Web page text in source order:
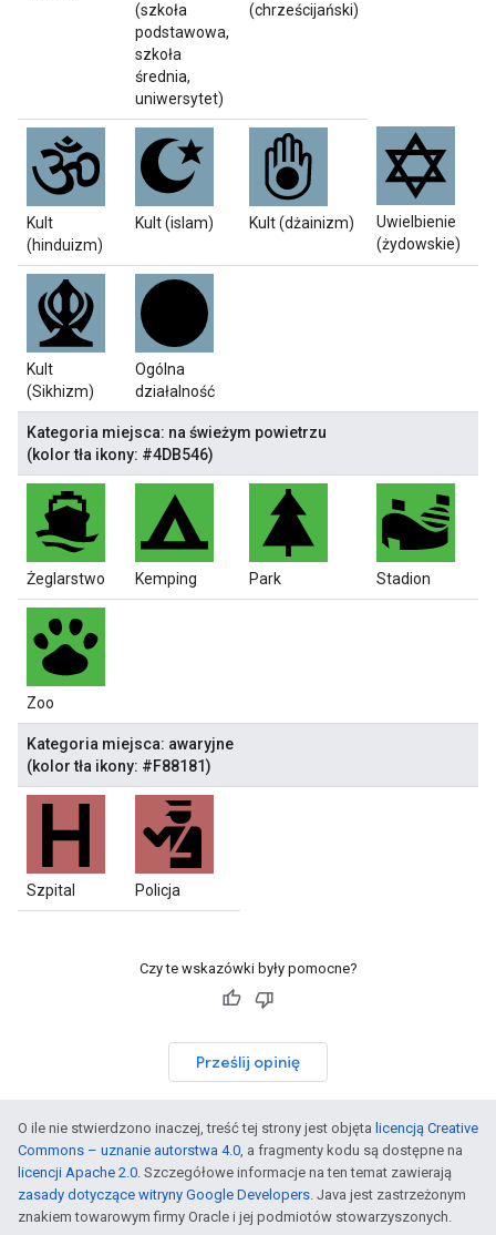
(szkoła
podstawowa,
szkoła
średnia,
uniwersytet)
(chrześcijański)
Kult
(hinduizm)
Kult (islam) Kult (dżainizm)
Uwielbienie
(żydowskie)
Kult
(Sikhizm)
Ogólna
działalność
Kategoria miejsca: na świeżym powietrzu
(kolor tła ikony: #4DB546)
Żeglarstwo Kemping Park Stadion
Zoo
Kategoria miejsca: awaryjne
(kolor tła ikony: #F88181)
Szpital Policja
Czy te wskazówki były pomocne?
Prześlij opinię
O ile nie stwierdzono inaczej, treść tej strony jest objęta licencją Creative
Commons – uznanie autorstwa 4.0, a fragmenty kodu są dostępne na
licencji Apache 2.0. Szczegółowe informacje na ten temat zawierają
zasady dotyczące witryny Google Developers. Java jest zastrzeżonym
znakiem towarowym firmy Oracle i jej podmiotów stowarzyszonych.